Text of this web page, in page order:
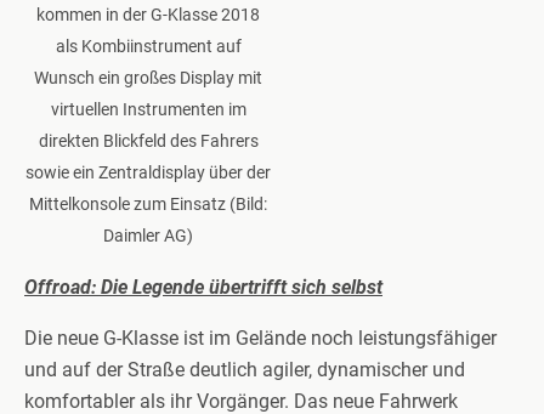
kommen in der G-Klasse 2018
als Kombiinstrument auf
Wunsch ein großes Display mit
virtuellen Instrumenten im
direkten Blickfeld des Fahrers
sowie ein Zentraldisplay über der
Mittelkonsole zum Einsatz (Bild:
Daimler AG)
Offroad: Die Legende übertrifft sich selbst
Die neue G-Klasse ist im Gelände noch leistungsfähiger
und auf der Straße deutlich agiler, dynamischer und
komfortabler als ihr Vorgänger. Das neue Fahrwerk